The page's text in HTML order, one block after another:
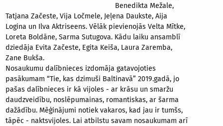
Benedikta Mežale,
Tatjana Začeste, Vija Ločmele, Jeļena Daukste, Aija
Logina un Ilva Aktriseens. Vēlāk pievienojās Velta Mītke,
Loreta Boldāne, Sarma Sutugova. Kādu laiku ansamblī
dziedāja Evita Začeste, Egita Keiša, Laura Zaremba,
Zane Bukša.
Nosaukumu dalībnieces izdomāja gatavojoties
pasākumam “Tie, kas dzimuši Baltinavā” 2019.gadā, jo
pašas dalībnieces ir kā vijoles - ar krāsu un smaržu
daudzveidību, noslēpumainas, romantiskas, ar šarma
dažādību. Mēģinājumi notiek vakaros, kad jau ir tumšs,
tāpēc - naktsvijoles. Lai atbilstu savam nosaukumam arī